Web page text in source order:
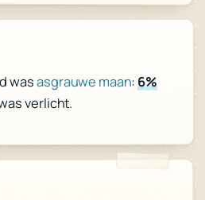
wasasgrauwe maan:6%
verlicht.